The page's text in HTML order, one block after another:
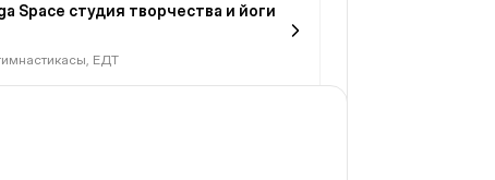
Space студия творчества и йоги
ЕДТ